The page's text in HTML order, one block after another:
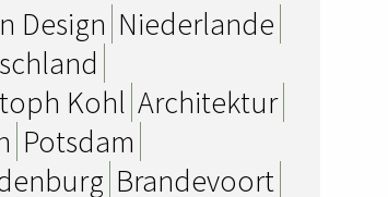
Design Niederlande
Kohl Architektur
Potsdam
Brandevoort